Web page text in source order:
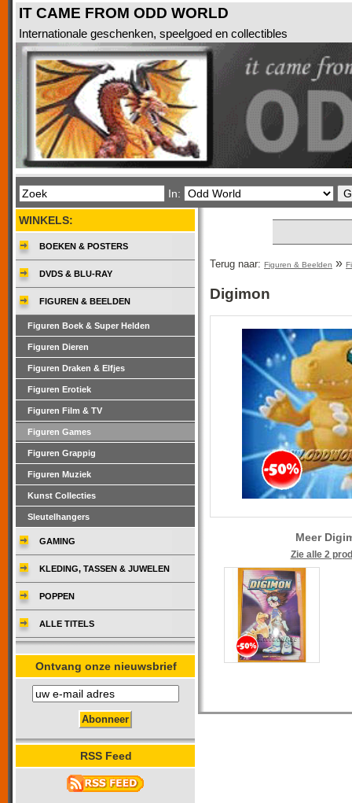
IT CAME FROM ODD WORLD
Internationale geschenken, speelgoed en collectibles
In:
Terug naar: Figuren & Beelden »
Digimon
Meer
Zie alle 2
WINKELS:
BOEKEN & POSTERS
DVDS & BLU-RAY
FIGUREN & BEELDEN
Figuren Boek & Super Helden
Figuren Dieren
Figuren Draken & Elfjes
Figuren Erotiek
Figuren Film & TV
Figuren Games
Figuren Grappig
Figuren Muziek
Kunst Collecties
Sleutelhangers
GAMING
KLEDING, TASSEN & JUWELEN
POPPEN
ALLE TITELS
Ontvang onze nieuwsbrief
RSS Feed